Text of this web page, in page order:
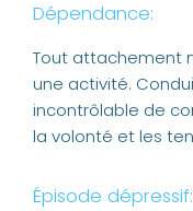
Dépendance:
Tout attachement
une activité.
incontrôlable de
la volonté et les
Épisode dépressif: